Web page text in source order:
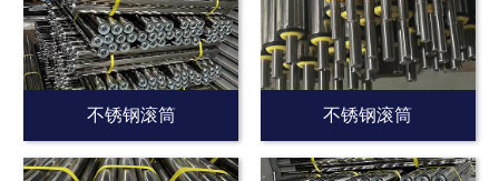
不锈钢滚筒 不锈钢滚筒